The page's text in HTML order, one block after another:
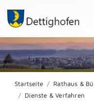
Startseite Rathaus &
Dienste & Verfahren